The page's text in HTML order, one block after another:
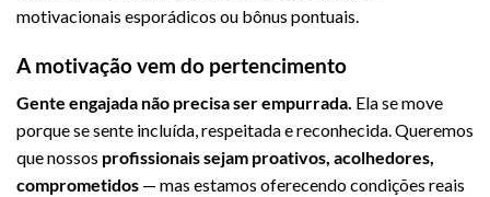
motivacionais esporádicos ou bônus pontuais.
A motivação vem do pertencimento
Gente engajada não precisa ser empurrada. Ela se move
porque se sente incluída, respeitada e reconhecida. Queremos
que nossos profissionais sejam proativos, acolhedores,
comprometidos — mas estamos oferecendo condições reais